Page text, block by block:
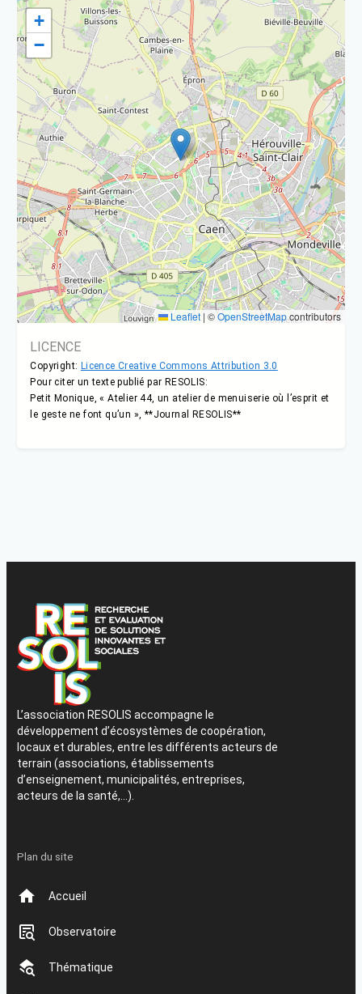
+
−
Leaflet | ©OpenStreetMapcontributors
LICENCE
Copyright: Licence Creative Commons Attribution 3.0
Pour citer un texte publié par RESOLIS:
Petit Monique, « Atelier 44, un atelier de menuiserie où l’esprit et
le geste ne font qu’un », **Journal RESOLIS**
L’association RESOLIS accompagne le
développement d’écosystèmes de coopération,
locaux et durables, entre les différents acteurs de
terrain (associations, établissements
d’enseignement, municipalités, entreprises,
acteurs de la santé,…).
Plan du site
Accueil
Observatoire
Thématique